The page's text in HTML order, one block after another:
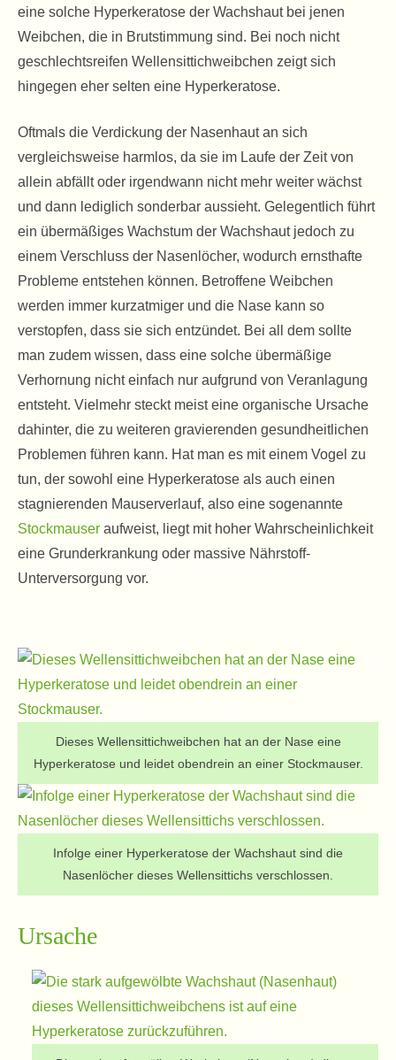
eine solche Hyperkeratose der Wachshaut bei jenen
Weibchen, die in Brutstimmung sind. Bei noch nicht
geschlechtsreifen Wellensittichweibchen zeigt sich
hingegen eher selten eine Hyperkeratose.
Oftmals die Verdickung der Nasenhaut an sich
vergleichsweise harmlos, da sie im Laufe der Zeit von
allein abfällt oder irgendwann nicht mehr weiter wächst
und dann lediglich sonderbar aussieht. Gelegentlich führt
ein übermäßiges Wachstum der Wachshaut jedoch zu
einem Verschluss der Nasenlöcher, wodurch ernsthafte
Probleme entstehen können. Betroffene Weibchen
werden immer kurzatmiger und die Nase kann so
verstopfen, dass sie sich entzündet. Bei all dem sollte
man zudem wissen, dass eine solche übermäßige
Verhornung nicht einfach nur aufgrund von Veranlagung
entsteht. Vielmehr steckt meist eine organische Ursache
dahinter, die zu weiteren gravierenden gesundheitlichen
Problemen führen kann. Hat man es mit einem Vogel zu
tun, der sowohl eine Hyperkeratose als auch einen
stagnierenden Mauserverlauf, also eine sogenannte
Stockmauser aufweist, liegt mit hoher Wahrscheinlichkeit
eine Grunderkrankung oder massive Nährstoff-
Unterversorgung vor.
Dieses Wellensittichweibchen hat an der Nase eine
Hyperkeratose und leidet obendrein an einer Stockmauser.
Infolge einer Hyperkeratose der Wachshaut sind die
Nasenlöcher dieses Wellensittichs verschlossen.
Ursache